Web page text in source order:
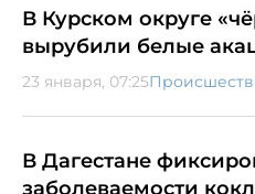
В Курском округе
вырубили белые
23 января, 07:25
В Дагестане
заболеваемости